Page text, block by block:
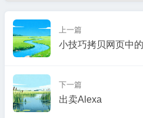
上一篇
小技巧拷贝网页中
下一篇
出卖Alexa